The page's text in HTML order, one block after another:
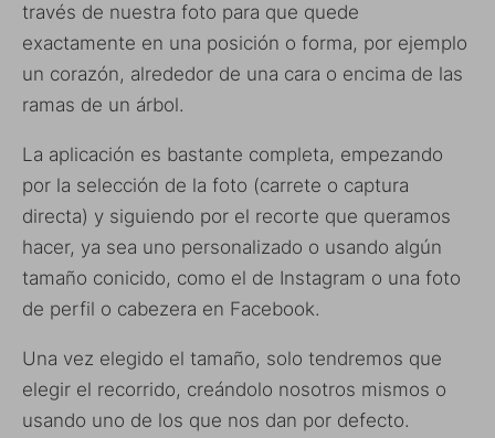
través de nuestra foto para que quede
exactamente en una posición o forma, por ejemplo
un corazón, alrededor de una cara o encima de las
ramas de un árbol.
La aplicación es bastante completa, empezando
por la selección de la foto (carrete o captura
directa) y siguiendo por el recorte que queramos
hacer, ya sea uno personalizado o usando algún
tamaño conicido, como el de Instagram o una foto
de perfil o cabezera en Facebook.
Una vez elegido el tamaño, solo tendremos que
elegir el recorrido, creándolo nosotros mismos o
usando uno de los que nos dan por defecto.